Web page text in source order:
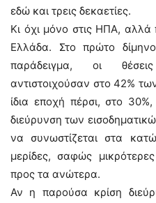
εδώ και τρεις δεκαετίες.
Κι όχι μόνο στις ΗΠΑ, αλλά
Ελλάδα. Στο πρώτο
παράδειγμα, οι
αντιστοιχούσαν στο 42%
ίδια εποχή πέρσι, στο
διεύρυνση των
να συνωστίζεται στα
μερίδες, σαφώς
προς τα ανώτερα.
Αν η παρούσα κρίση